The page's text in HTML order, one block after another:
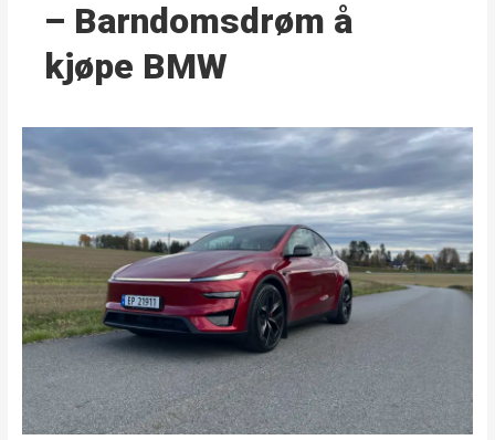
– Barndoms­drøm å
kjøpe BMW